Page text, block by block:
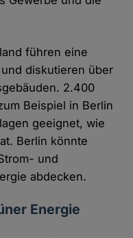
führen eine
diskutieren über
2.400
Beispiel in Berlin
geeignet, wie
Berlin könnte
und
abdecken.
Energie